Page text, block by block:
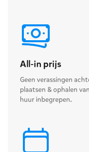
All-in prijs
Geen verassingen
plaatsen & ophalen
huur inbegrepen.